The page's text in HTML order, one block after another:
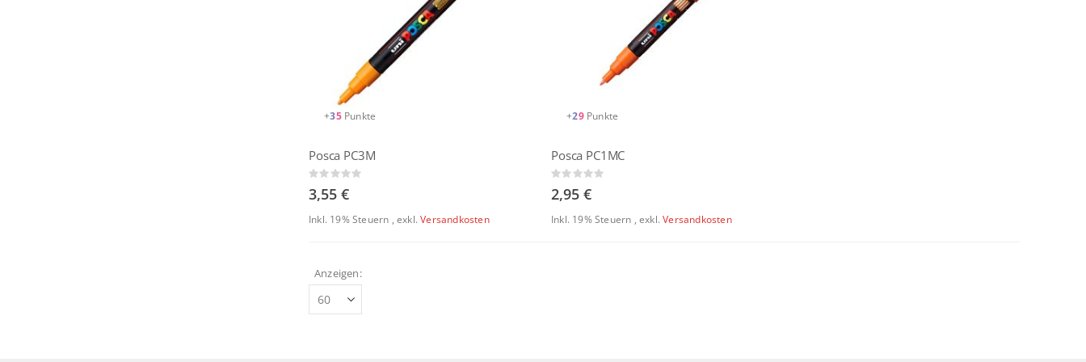
+35 Punkte
Posca PC3M
Rating:
0%
3,55 €
Inkl. 19% Steuern ,exkl.Versandkosten
+29 Punkte
Posca PC1MC
Rating:
0%
2,95 €
Inkl. 19% Steuern , exkl.Versandkosten
Anzeigen